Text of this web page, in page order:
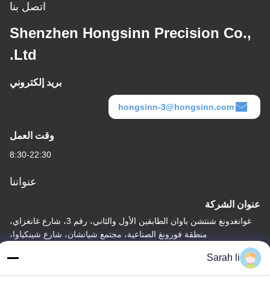
اتصل بنا
Shenzhen Hongsinn Precision Co.,
Ltd.
بريد إلكتروني
hongsinn-3@hongsinn.com
وقت العمل
8:30-22:30
عنواننا
عنوان الشركة
غوانغدونغ شنتشن باوان الطابقين الأول والثاني، رقم 3، شارع غانغزاي،
منطقة فورونغ الصناعية، مجتمع شيانشان، شارع شينكياوا،
عنوان المصنع
غوانغدونغ شنتشن باوان الطابق الأول والثاني، رقم 3، شارع غانغزاي،
Sarah li